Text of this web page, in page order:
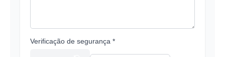
Verificação de segurança *